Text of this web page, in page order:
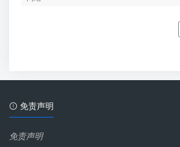
免责声明
免责声明